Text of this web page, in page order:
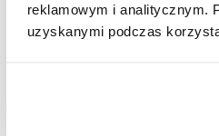
reklamowym i analitycznym.
uzyskanymi podczas